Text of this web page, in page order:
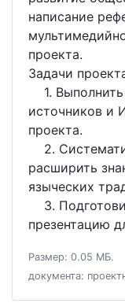
написание
проекта.
Задачи
1. Выполнить
источников и
проекта.
2.
расширить
языческих
3.
презентацию
Размер: 0.05 МБ.
документа: